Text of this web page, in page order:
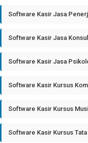
Software Kasir Jasa
Software Kasir Jasa
Software Kasir Jasa
Software Kasir Kursus
Software Kasir Kursus
Software Kasir Kursus